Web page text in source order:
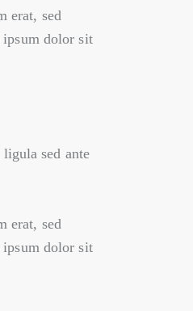
erat, sed
ipsum dolor sit
sed ante
erat, sed
ipsum dolor sit